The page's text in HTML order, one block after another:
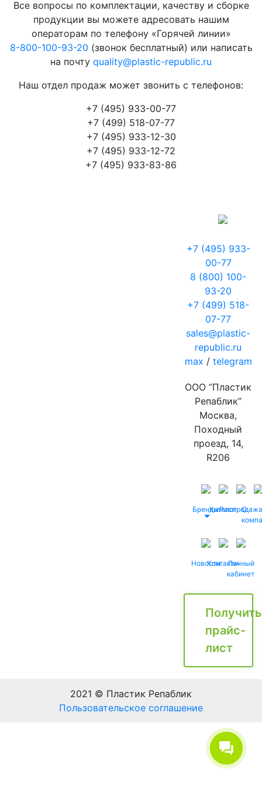
Все вопросы по комплектации, качеству и сборке
продукции вы можете адресовать нашим
операторам по телефону «Горячей линии»
8-800-100-93-20 (звонок бесплатный) или написать
на почту quality@plastic-republic.ru
Наш отдел продаж может звонить с телефонов:
+7 (495) 933-00-77
+7 (499) 518-07-77
+7 (495) 933-12-30
+7 (495) 933-12-72
+7 (495) 933-83-86
+7 (495) 933-
00-77
8 (800) 100-
93-20
+7 (499) 518-
07-77
sales@plastic-
republic.ru
max / telegram
ООО “Пластик
Репаблик”
Москва,
Походный
проезд, 14,
R206
БрендыКаталог
Распродажа
О
НовостиКонтактыЛичный
кабинет
Получить
прайс-
лист
2021 © Пластик Репаблик
Пользовательское соглашение